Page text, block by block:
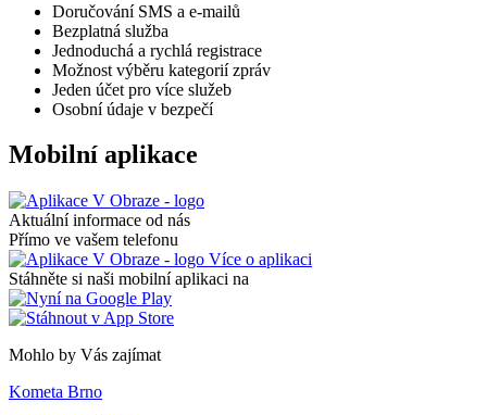
Doručování SMS a e-mailů
Bezplatná služba
Jednoduchá a rychlá registrace
Možnost výběru kategorií zpráv
Jeden účet pro více služeb
Osobní údaje v bezpečí
Mobilní aplikace
Aktuální informace od nás
Přímo ve vašem telefonu
Více o aplikaci
Stáhněte si naši mobilní aplikaci na
Mohlo by Vás zajímat
Kometa Brno